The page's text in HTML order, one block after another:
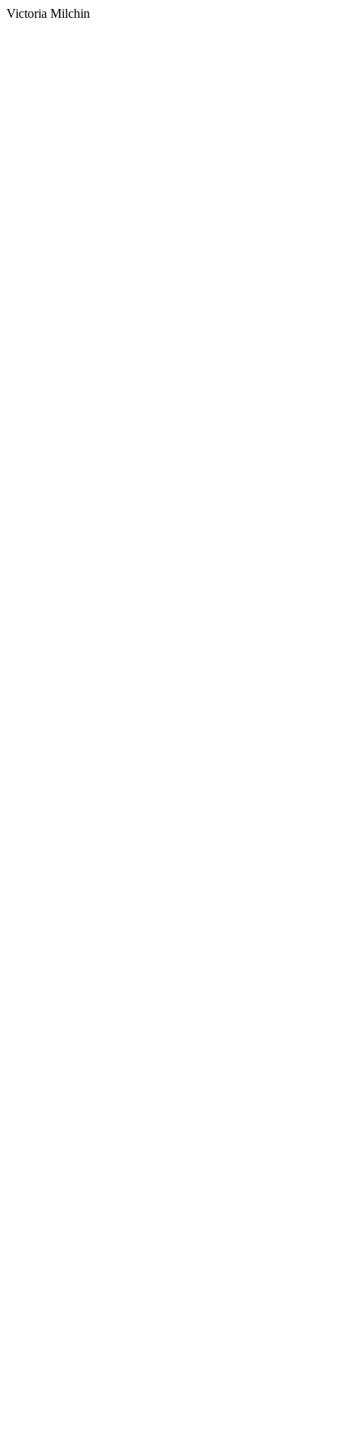
Victoria Milchin